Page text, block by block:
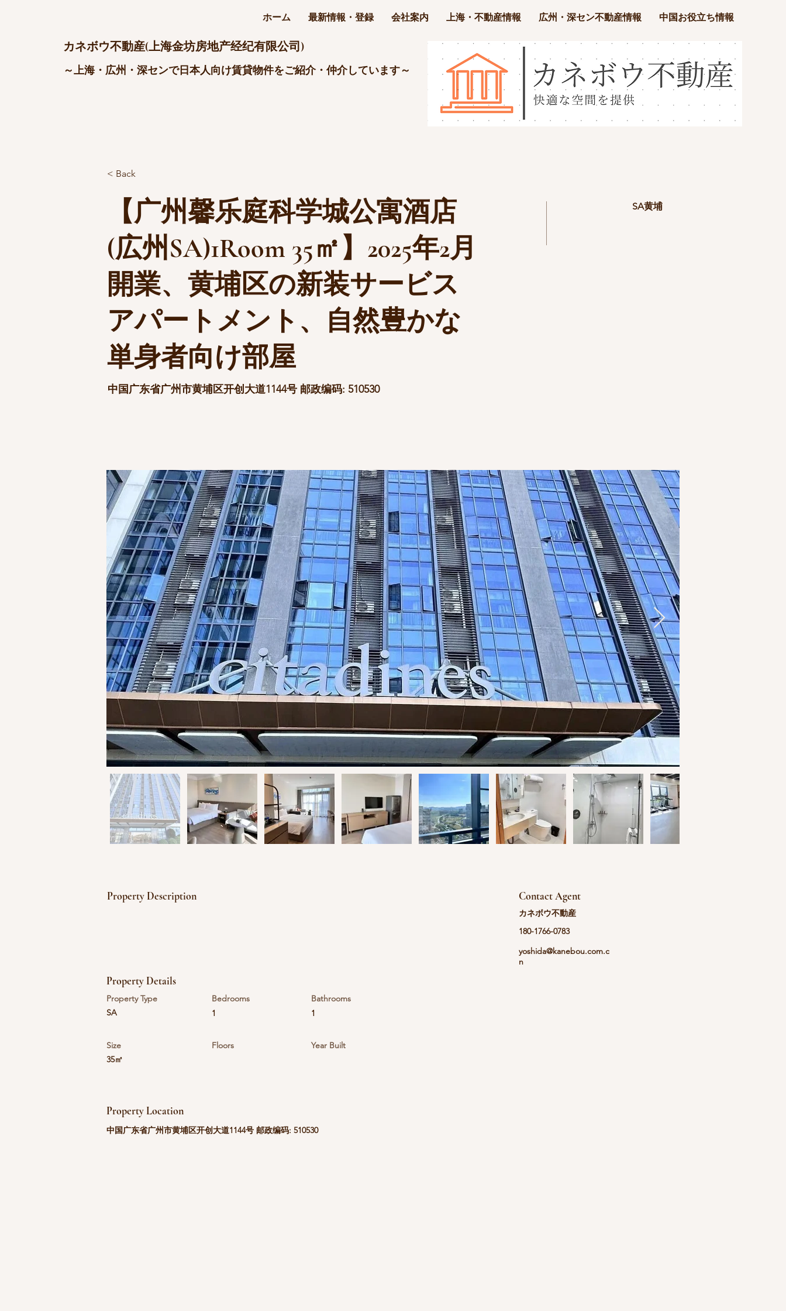
カネボウ不動産(上海金坊房地产经纪有限公司)
～上海・広州・深センで日本人向け賃貸物件をご紹介・仲介しています～
ホーム 最新情報・登録 会社案内 上海・不動産情報 広州・深セン不動産情報 中国お役立ち情報
< Back
【广州馨乐庭科学城公寓酒店
(広州SA)1Room 35㎡】2025年2月
開業、黄埔区の新装サービス
アパートメント、自然豊かな
単身者向け部屋
中国广东省广州市黄埔区开创大道1144号 邮政编码: 510530
SA黄埔
Property Description Contact Agent
カネボウ不動産
180-1766-0783
yoshida@kanebou.com.c
n
Property Details
Property Type
SA
Bedrooms
1
Bathrooms
1
Size
35㎡
Floors Year Built
Property Location
中国广东省广州市黄埔区开创大道1144号 邮政编码: 510530